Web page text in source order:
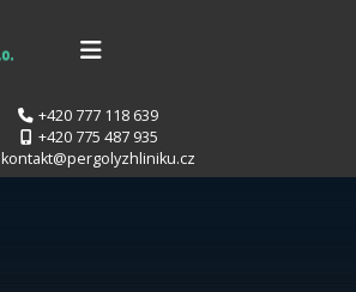
+420 777 118 639
+420 775 487 935
kontakt@pergolyzhliniku.cz